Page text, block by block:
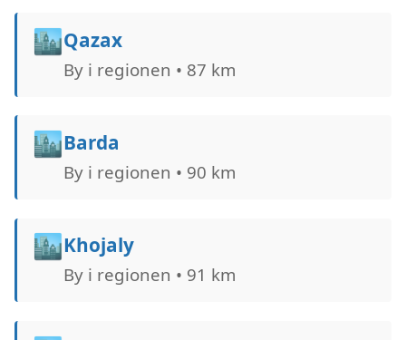
🏙️Qazax
By i regionen • 87 km
🏙️Barda
By i regionen • 90 km
🏙️Khojaly
By i regionen • 91 km